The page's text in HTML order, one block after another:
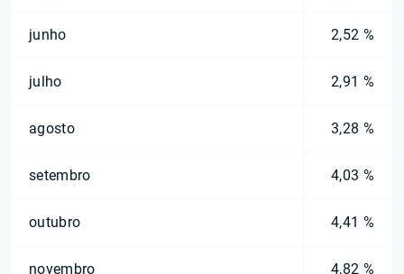
junho 2,52 %
julho 2,91 %
agosto 3,28 %
setembro 4,03 %
outubro 4,41 %
novembro 4,82 %